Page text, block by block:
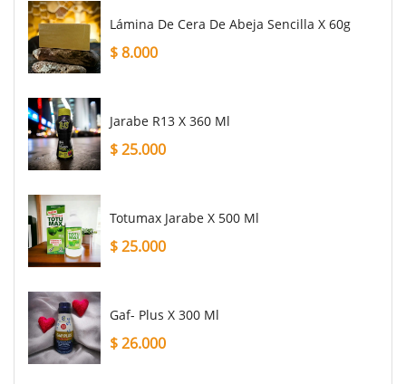
Lámina De Cera De Abeja Sencilla X 60g
$8.000
Jarabe R13 X 360 Ml
$25.000
Totumax Jarabe X 500 Ml
$25.000
Gaf- Plus X 300 Ml
$26.000